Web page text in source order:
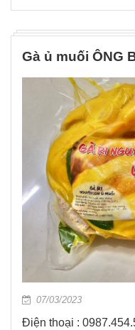
Gà ủ muối ÔNG
07/03/2023
Điện thoại :